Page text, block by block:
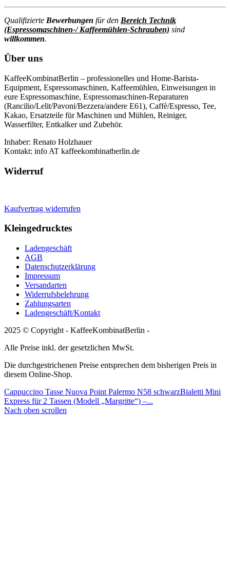
Qualifizierte Bewerbungen für den Bereich Technik
(Espressomaschinen-/ Kaffeemühlen-Schrauben) sind
willkommen.
Über uns
KaffeeKombinatBerlin – professionelles und Home-Barista-
Equipment, Espressomaschinen, Kaffeemühlen, Einweisungen in
eure Espressomaschine, Espressomaschinen-Reparaturen
(Rancilio/Lelit/Pavoni/Bezzera/andere E61), Caffè/Espresso, Tee,
Kakao, Ersatzteile für Maschinen und Mühlen, Reiniger,
Wasserfilter, Entkalker und Zubehör.
Inhaber: Renato Holzhauer
Kontakt: info AT kaffeekombinatberlin.de
Widerruf
Kaufvertrag widerrufen
Kleingedrucktes
Ladengeschäft
AGB
Datenschutzerklärung
Impressum
Versandarten
Widerrufsbelehrung
Zahlungsarten
Ladengeschäft/Kontakt
2025 © Copyright - KaffeeKombinatBerlin -
Alle Preise inkl. der gesetzlichen MwSt.
Die durchgestrichenen Preise entsprechen dem bisherigen Preis in
diesem Online-Shop.
Cappuccino Tasse Nuova Point Palermo N58 schwarzBialetti Mini
Express für 2 Tassen (Modell „Margritte“) –...
Nach oben scrollen